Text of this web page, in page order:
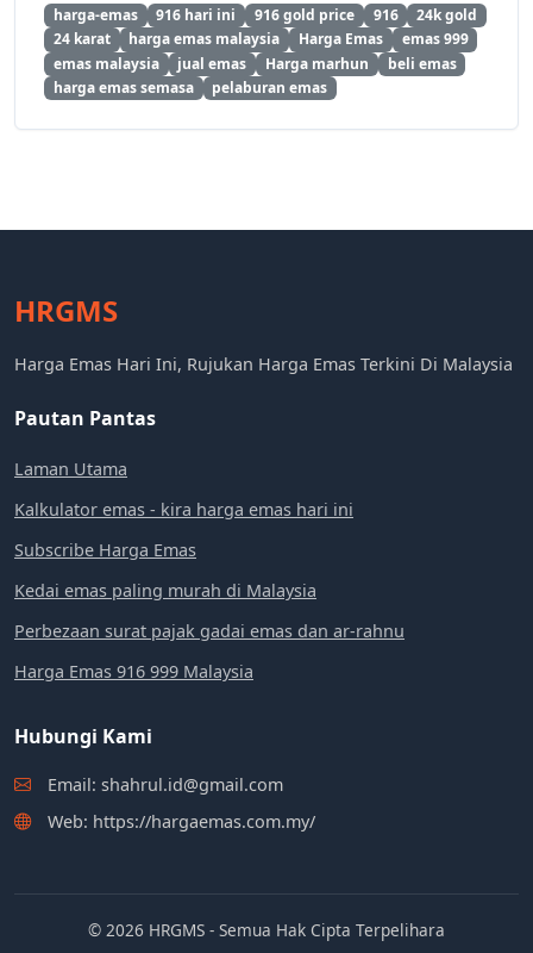
harga-emas 916 hari ini 916 gold price 916
24k gold
24 karat
harga emas malaysia Harga Emas
emas 999
emas malaysia
jual emas Harga marhun
beli emas
harga emas semasa
pelaburan emas
HRGMS
Harga Emas Hari Ini, Rujukan Harga Emas Terkini Di Malaysia
Pautan Pantas
Laman Utama
Kalkulator emas - kira harga emas hari ini
Subscribe Harga Emas
Kedai emas paling murah di Malaysia
Perbezaan surat pajak gadai emas dan ar-rahnu
Harga Emas 916 999 Malaysia
Hubungi Kami
Email: shahrul.id@gmail.com
Web: https://hargaemas.com.my/
© 2026 HRGMS - Semua Hak Cipta Terpelihara